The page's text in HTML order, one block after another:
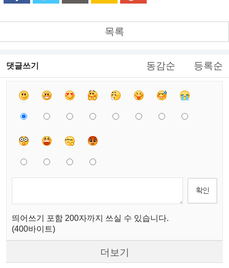
목록
댓글쓰기 동감순 등록순
띄어쓰기 포함 200자까지 쓰실 수 있습니다.
(400바이트)
더보기